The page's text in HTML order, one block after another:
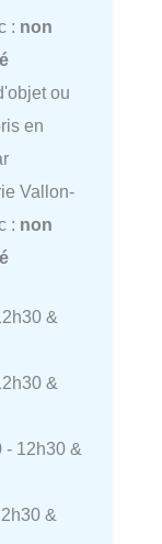
: non
ou
en
Vallon-
: non
&
&
- 12h30 &
&